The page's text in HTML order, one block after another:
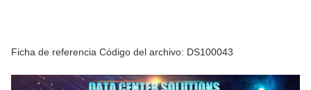
Ficha de referencia Código del archivo: DS100043